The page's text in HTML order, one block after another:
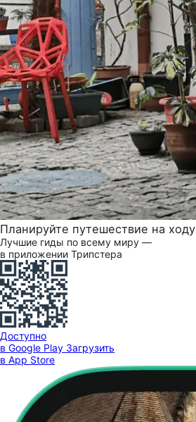
Планируйте путешествие на ходу
Лучшие гиды по всему миру —
в приложении Трипстера
Доступно
в Google Play Загрузить
в App Store